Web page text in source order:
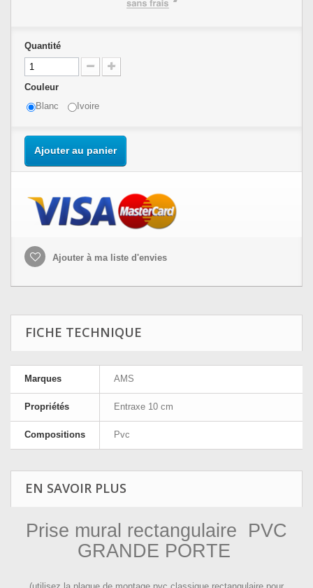
Quantité
Couleur
Blanc
Ivoire
Ajouter au panier
Ajouter à ma liste d'envies
FICHE TECHNIQUE
Marques AMS
Propriétés Entraxe 10 cm
Compositions Pvc
EN SAVOIR PLUS
Prise mural rectangulaire PVC
GRANDE PORTE